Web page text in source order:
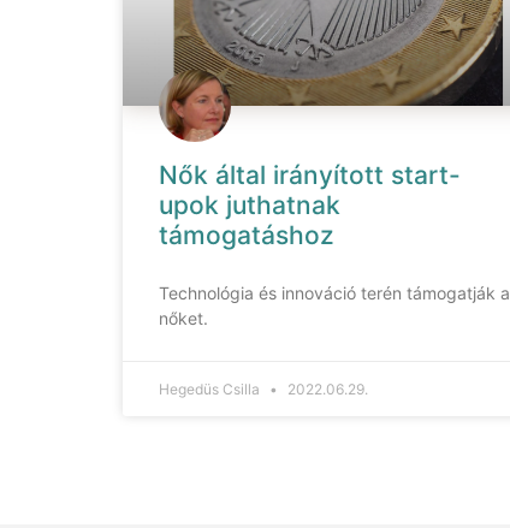
Nők által irányított start-
upok juthatnak
támogatáshoz
Technológia és innováció terén támogatják a
nőket.
Hegedüs Csilla 2022.06.29.